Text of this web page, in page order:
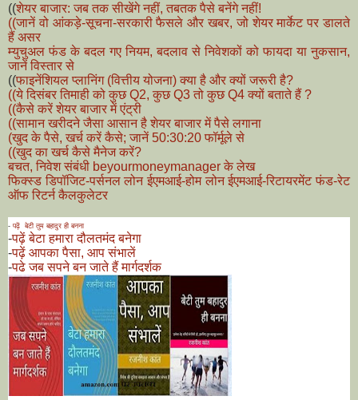
((शेयर बाजार: जब तक सीखेंगे नहीं, तबतक पैसे बनेंगे नहीं!
((जानें वो आंकड़े-सूचना-सरकारी फैसले और खबर, जो शेयर मार्केट पर डालते
हैं असर
म्युचुअल फंड के बदल गए नियम, बदलाव से निवेशकों को फायदा या नुकसान,
जानें विस्तार से
((फाइनेंशियल प्लानिंग (वित्तीय योजना) क्या है और क्यों जरूरी है?
((ये दिसंबर तिमाही को कुछ Q2, कुछ Q3 तो कुछ Q4 क्यों बताते हैं ?
((कैसे करें शेयर बाजार में एंट्री
((सामान खरीदने जैसा आसान है शेयर बाजार में पैसे लगाना
(खुद के पैसे, खर्च करें कैसे; जानें 50:30:20 फॉर्मूले से
((खुद का खर्च कैसे मैनेज करें?
बचत, निवेश संबंधी beyourmoneymanager के लेख
फिक्स्ड डिपॉजिट-पर्सनल लोन ईएमआई-होम लोन ईएमआई-रिटायरमेंट फंड-रेट
ऑफ रिटर्न कैलकुलेटर
- पढ़ें बेटी तुम बहादुर ही बनना
-पढ़ें बेटा हमारा दौलतमंद बनेगा
-पढ़ें आपका पैसा, आप संभालें
-पढे जब सपने बन जाते हैं मार्गदर्शक